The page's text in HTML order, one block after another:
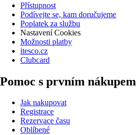
Přístupnost
Podívejte se, kam doručujeme
Poplatek za službu
Nastavení Cookies
Možnosti platby
itesco.cz
Clubcard
Pomoc s prvním nákupem
Jak nakupovat
Registrace
Rezervace času
Oblíbené